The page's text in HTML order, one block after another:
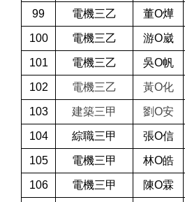
99 電機三乙 董O燁
100 電機三乙 游O崴
101 電機三乙 吳O帆
102 電機三乙 黃O化
103 建築三甲 劉O安
104 綜職三甲 張O信
105 電機三甲 林O皓
106 電機三甲 陳O霖